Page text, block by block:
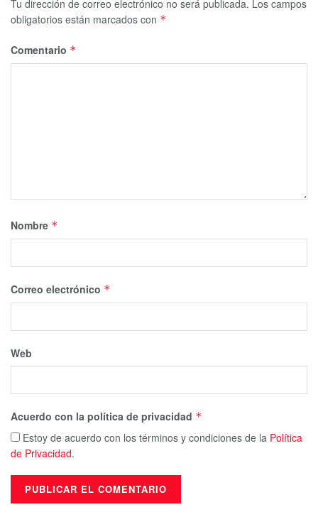
Tu dirección de correo electrónico no será publicada. Los campos
obligatorios están marcados con *
Comentario *
Nombre *
Correo electrónico *
Web
Acuerdo con la política de privacidad *
Estoy de acuerdo con los términos y condiciones de la Política
de Privacidad.